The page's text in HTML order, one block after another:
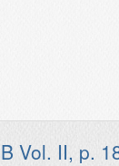
Vol. II, p.